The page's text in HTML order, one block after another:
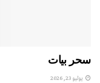
سحر بيات
يوليو 23, 2026